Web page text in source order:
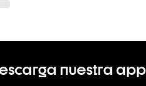
nuestra app